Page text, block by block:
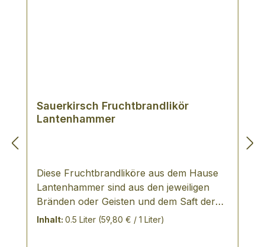
Sauerkirsch Fruchtbrandlikör
Lantenhammer
Diese Fruchtbrandliköre aus dem Hause
Lantenhammer sind aus den jeweiligen
Bränden oder Geisten und dem Saft der
Sauerkirsche hergestellt. Ohne Zusätze
Inhalt: 0.5 Liter (59,80 € / 1 Liter)